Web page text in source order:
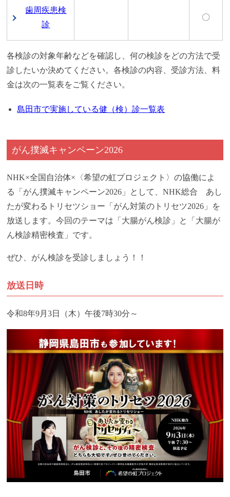
歯周疾患検
診
〇
各検診の対象年齢などを確認し、何の検診をどの方法で受
診したいか決めてください。各検診の内容、受診方法、料
金は次の一覧表をご覧ください。
島田市で実施している健（検）診一覧表
がん撲滅キャンペーン2026
NHK×全国自治体×〈希望の虹プロジェクト〉の協働によ
る「がん撲滅キャンペーン2026」として、NHK総合 あし
たが変わるトリセツショー「がん対策のトリセツ2026」を
放送します。今回のテーマは「大腸がん検診」と「大腸が
ん検診精密検査」です。
ぜひ、がん検診を受診しましょう！！
放送日時
令和8年9月3日（木）午後7時30分～